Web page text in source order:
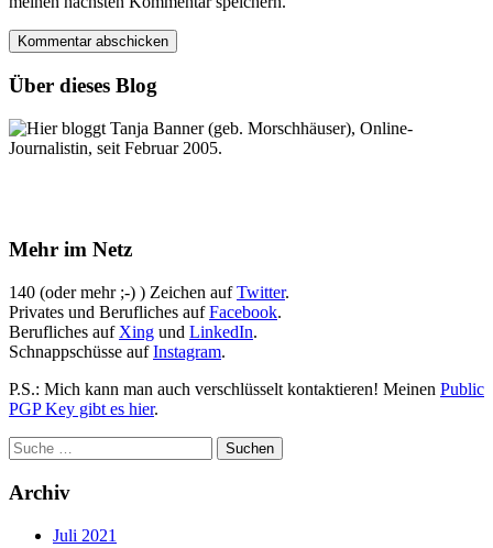
Über dieses Blog
Hier bloggt Tanja Banner (geb. Morschhäuser), Online-
Journalistin, seit Februar 2005.
Mehr im Netz
140 (oder mehr ;-) ) Zeichen aufTwitter.
Privates und Berufliches aufFacebook.
Berufliches auf Xing und LinkedIn.
Schnappschüsse aufInstagram.
P.S.: Mich kann man auch verschlüsselt kontaktieren! Meinen Public
PGP Key gibt es hier.
Archiv
Juli 2021